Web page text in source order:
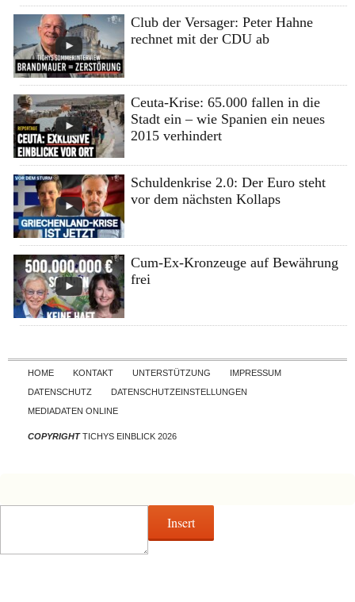
Club der Versager: Peter Hahne
rechnet mit der CDU ab
Ceuta-Krise: 65.000 fallen in die
Stadt ein – wie Spanien ein neues
2015 verhindert
Schuldenkrise 2.0: Der Euro steht
vor dem nächsten Kollaps
Cum-Ex-Kronzeuge auf Bewährung
frei
Skip to content
HOME KONTAKT UNTERSTÜTZUNG
IMPRESSUM
DATENSCHUTZ
DATENSCHUTZEINSTELLUNGEN
MEDIADATEN ONLINE
COPYRIGHTTICHYS EINBLICK 2026
Insert